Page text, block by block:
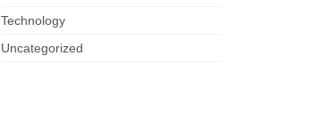
Technology
Uncategorized